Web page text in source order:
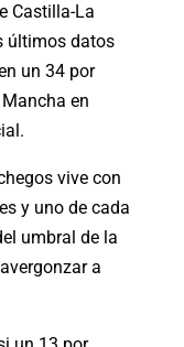
Castilla-La
últimos datos
un 34 por
en
vive con
y uno de cada
umbral de la
a